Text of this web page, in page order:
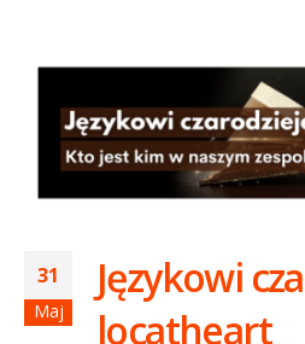
31
Maj
Językowi
locatheart